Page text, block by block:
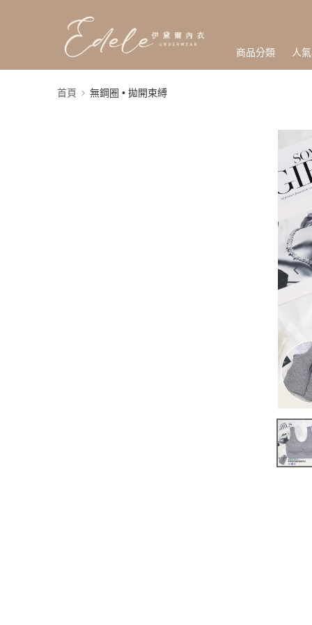
商品分類 人
首頁 無鋼圈 • 拋開束縛